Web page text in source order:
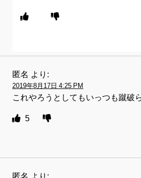
匿名 より:
2019年8月17日 4:25 PM
これやろうとしてもいっつも蹴破
5
匿名 より: